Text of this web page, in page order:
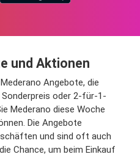
und Aktionen
Angebote, die
oder 2-für-1-
Mederano diese Woche
Die Angebote
und sind oft auch
Chance, um beim Einkauf